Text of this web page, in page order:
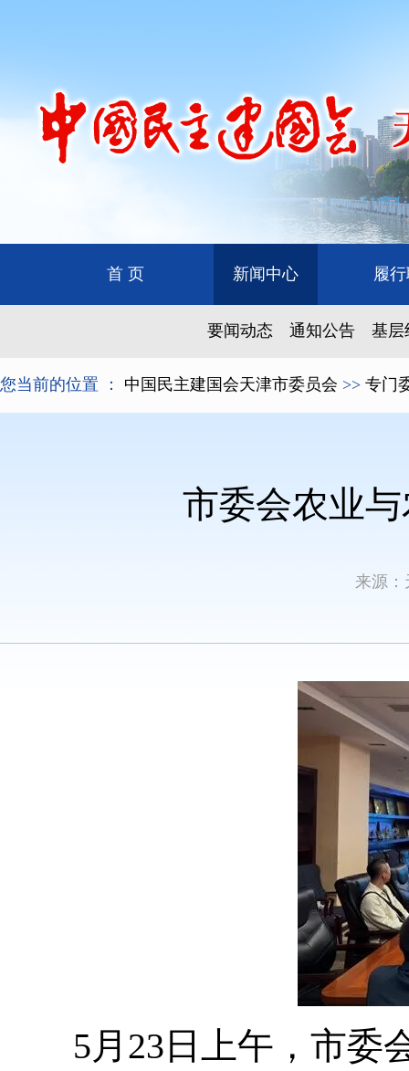
首 页 新闻中心 履
要闻动态 通知公告 基层
您当前的位置 ： 中国民主建国会天津市委员会 >> 专门
市委会农业
来源
5月23日上午，市委会